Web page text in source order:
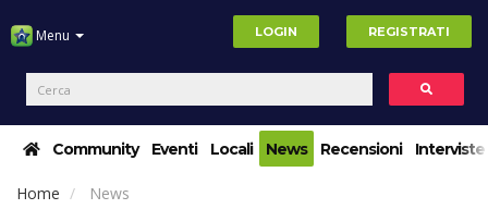
Menu LOGIN REGISTRATI
Community Eventi Locali News Recensioni Interviste
Home News